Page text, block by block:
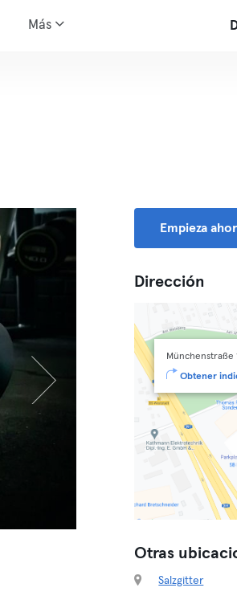
Más
Empieza
Dirección
Münchenstraße
Obtener
Otras
Salzgitter